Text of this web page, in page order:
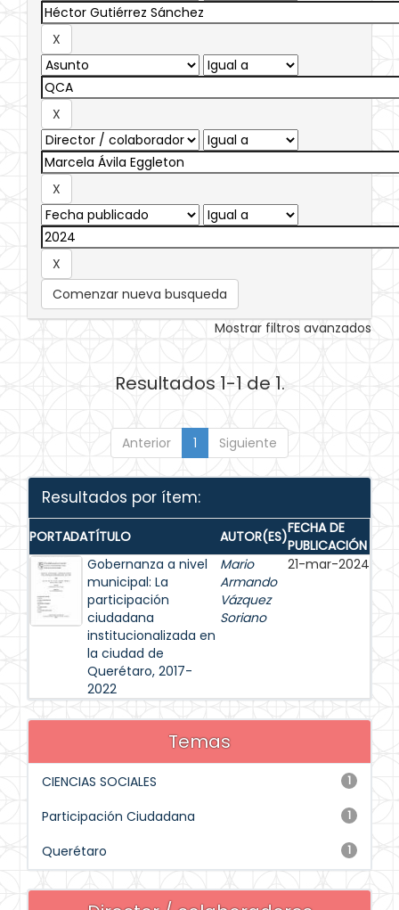
Comenzar nueva busqueda
Mostrar filtros avanzados
Resultados 1-1 de 1.
Anterior 1 Siguiente
Resultados por ítem:
PORTADATÍTULO AUTOR(ES)FECHA DE
PUBLICACIÓN
Gobernanza a nivel
municipal: La
participación
ciudadana
institucionalizada en
la ciudad de
Querétaro, 2017-
2022
Mario
Armando
Vázquez
Soriano
21-mar-2024
Temas
1
CIENCIAS SOCIALES
1
Participación Ciudadana
1
Querétaro